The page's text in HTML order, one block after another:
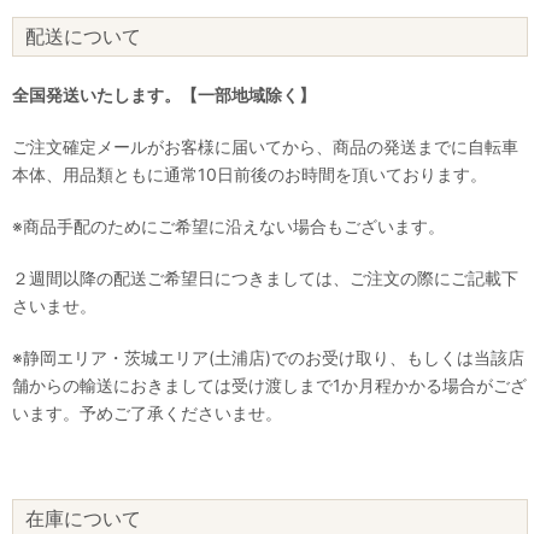
配送について
全国発送いたします。【一部地域除く】
ご注文確定メールがお客様に届いてから、商品の発送までに自転車
本体、用品類ともに通常10日前後のお時間を頂いております。
※商品手配のためにご希望に沿えない場合もございます。
２週間以降の配送ご希望日につきましては、ご注文の際にご記載下
さいませ。
※静岡エリア・茨城エリア(土浦店)でのお受け取り、もしくは当該店
舗からの輸送におきましては受け渡しまで1か月程かかる場合がござ
います。予めご了承くださいませ。
在庫について